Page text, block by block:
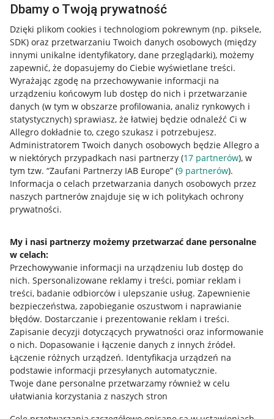
Dbamy o Twoją prywatność
Dzięki plikom cookies i technologiom pokrewnym (np. piksele,
SDK) oraz przetwarzaniu Twoich danych osobowych (między
innymi unikalne identyfikatory, dane przeglądarki), możemy
zapewnić, że dopasujemy do Ciebie wyświetlane treści.
Wyrażając zgodę na przechowywanie informacji na
urządzeniu końcowym lub dostęp do nich i przetwarzanie
danych (w tym w obszarze profilowania, analiz rynkowych i
statystycznych) sprawiasz, że łatwiej będzie odnaleźć Ci w
Allegro dokładnie to, czego szukasz i potrzebujesz.
Administratorem Twoich danych osobowych będzie Allegro a
w niektórych przypadkach nasi partnerzy (17 partnerów), w
tym tzw. “Zaufani Partnerzy IAB Europe” (9 partnerów).
Informacja o celach przetwarzania danych osobowych przez
naszych partnerów znajduje się w ich politykach ochrony
prywatności.
My i nasi partnerzy możemy przetwarzać dane personalne
w celach:
Przechowywanie informacji na urządzeniu lub dostęp do
nich. Spersonalizowane reklamy i treści, pomiar reklam i
treści, badanie odbiorców i ulepszanie usług. Zapewnienie
bezpieczeństwa, zapobieganie oszustwom i naprawianie
błędów. Dostarczanie i prezentowanie reklam i treści.
Zapisanie decyzji dotyczących prywatności oraz informowanie
o nich. Dopasowanie i łączenie danych z innych źródeł.
Łączenie różnych urządzeń. Identyfikacja urządzeń na
podstawie informacji przesyłanych automatycznie.
Twoje dane personalne przetwarzamy również w celu
ułatwiania korzystania z naszych stron
Przydatne informacje
Jak to działa
Allegro Gadane dla sprzedających
Allegro Gadane dla kupujących
Mapa miejscowości
Informacje prawne
Regulamin
Polityka plików "cookies"
Ustawienia plików "cookies"